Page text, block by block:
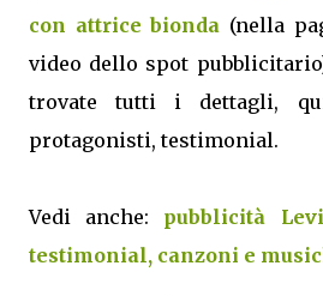
con attrice bionda (nella
video dello spot
trovate tutti i dettagli,
protagonisti, testimonial.
Vedi anche: pubblicità
testimonial, canzoni e